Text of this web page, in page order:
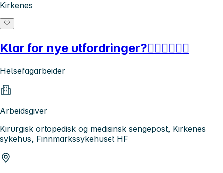
Kirkenes
Klar for nye utfordringer?👨🏻‍⚕️👩🏻‍⚕️
Helsefagarbeider
Arbeidsgiver
Kirurgisk ortopedisk og medisinsk sengepost, Kirkenes
sykehus, Finnmarkssykehuset HF